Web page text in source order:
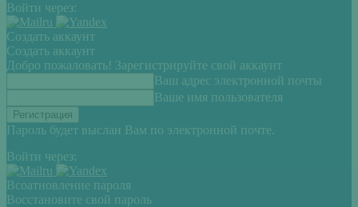
Войти через:
Создать аккаунт
Создать аккаунт
Добро пожаловать! Зарегистрируйте свой аккаунт
Ваш адрес электронной почты
Ваше имя пользователя
Пароль будет выслан Вам по электронной почте.
Войти через:
Всоатновление пароля
Восстановите свой пароль